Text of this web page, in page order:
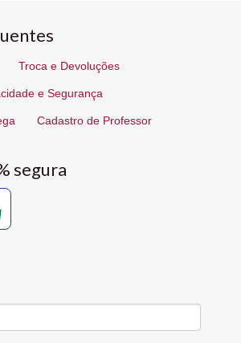
Troca e Devoluções
e Segurança
Cadastro de Professor
segura